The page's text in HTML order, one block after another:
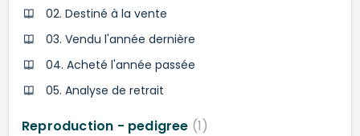
02. Destiné à la vente
03. Vendu l'année dernière
04. Acheté l'année passée
05. Analyse de retrait
Reproduction - pedigree 1